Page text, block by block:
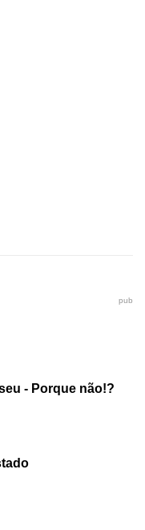
pub
- Porque não!?